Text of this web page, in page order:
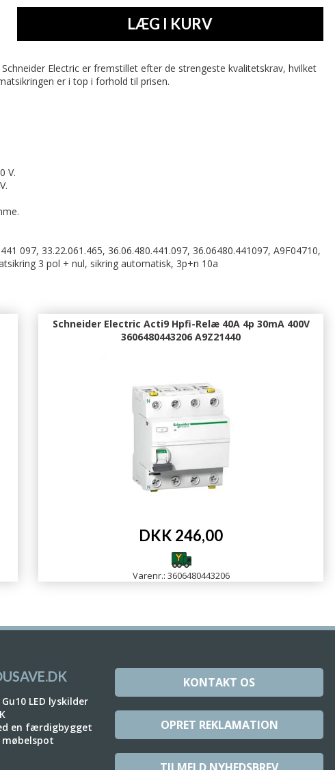
LÆG I KURV
Electric er fremstillet efter de strengeste kvalitetskrav, hvilket
er i top i forhold til prisen.
V.
097, 33.22.061.465, 36.06.480.441.097, 36.06480.441097, A9F04710,
3 pol + nul, sikring automatisk, 3p+n 10a
Schneider Electric Acti9 Hpfi-Relæ 40A 4p 30mA 400V
3606480443206 A9Z21440
DKK 246,00
Varenr.: 3606480443206
LED lyskilder
en færdigbygget
KONTAKT OS
OPRET REKLAMATION